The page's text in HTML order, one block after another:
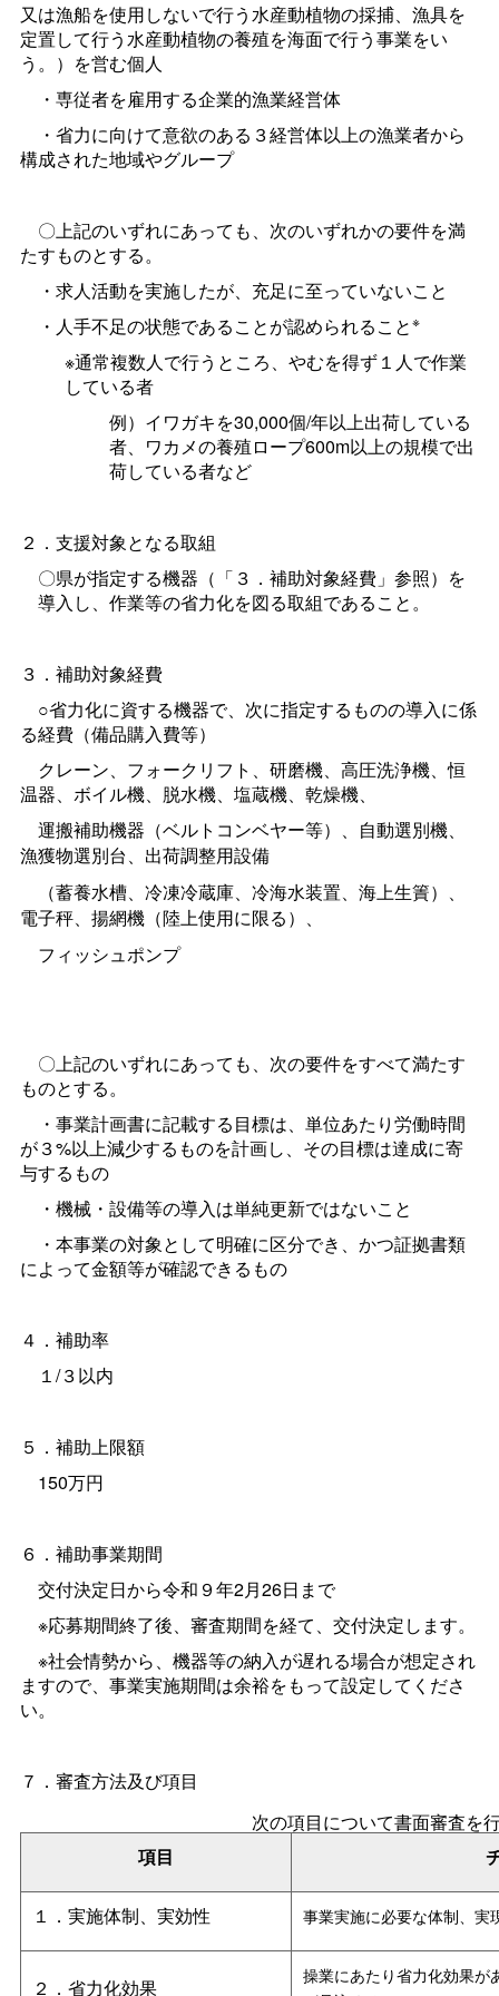
又は漁船を使用しないで行う水産動植物の採捕、漁具を
定置して行う水産動植物の養殖を海面で行う事業をい
う。）を営む個人
・専従者を雇用する企業的漁業経営体
・省力に向けて意欲のある３経営体以上の漁業者から
構成された地域やグループ
〇上記のいずれにあっても、次のいずれかの要件を満
たすものとする。
・求人活動を実施したが、充足に至っていないこと
・人手不足の状態であることが認められること※
※通常複数人で行うところ、やむを得ず１人で作業
している者
例）イワガキを30,000個/年以上出荷している
者、ワカメの養殖ロープ600m以上の規模で出
荷している者など
２．支援対象となる取組
〇県が指定する機器（「３．補助対象経費」参照）を
導入し、作業等の省力化を図る取組であること。
３．補助対象経費
○省力化に資する機器で、次に指定するものの導入に係
る経費（備品購入費等）
クレーン、フォークリフト、研磨機、高圧洗浄機、恒
温器、ボイル機、脱水機、塩蔵機、乾燥機、
運搬補助機器（ベルトコンベヤー等）、自動選別機、
漁獲物選別台、出荷調整用設備
（蓄養水槽、冷凍冷蔵庫、冷海水装置、海上生簀）、
電子秤、揚網機（陸上使用に限る）、
フィッシュポンプ
〇上記のいずれにあっても、次の要件をすべて満たす
ものとする。
・事業計画書に記載する目標は、単位あたり労働時間
が３%以上減少するものを計画し、その目標は達成に寄
与するもの
・機械・設備等の導入は単純更新ではないこと
・本事業の対象として明確に区分でき、かつ証拠書類
によって金額等が確認できるもの
４．補助率
１/３以内
５．補助上限額
150万円
６．補助事業期間
交付決定日から令和９年2月26日まで
※応募期間終了後、審査期間を経て、交付決定します。
※社会情勢から、機器等の納入が遅れる場合が想定され
ますので、事業実施期間は余裕をもって設定してくださ
い。
７．審査方法及び項目
次の項目について書面審査を
項目
１．実施体制、実効性 事業実施に必要な体制、実
２．省力化効果
操業にあたり省力化効果が